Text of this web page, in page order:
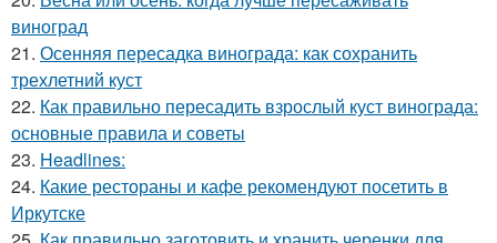
виноград
21. Осенняя пересадка винограда: как сохранить
трехлетний куст
22. Как правильно пересадить взрослый куст винограда:
основные правила и советы
23. Headlines:
24. Какие рестораны и кафе рекомендуют посетить в
Иркутске